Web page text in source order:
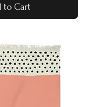
to Cart